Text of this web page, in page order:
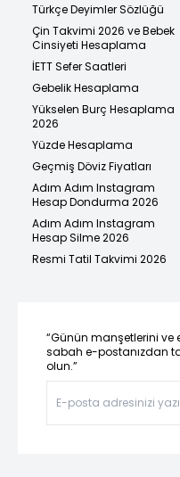
Türkçe Deyimler Sözlüğü
Çin Takvimi 2026 ve Bebek
Cinsiyeti Hesaplama
İETT Sefer Saatleri
Gebelik Hesaplama
Yükselen Burç Hesaplama
2026
Yüzde Hesaplama
Geçmiş Döviz Fiyatları
Adım Adım Instagram
Hesap Dondurma 2026
Adım Adım Instagram
Hesap Silme 2026
Resmi Tatil Takvimi 2026
“Günün manşetlerini ve
sabah e-postanızdan
olun.”